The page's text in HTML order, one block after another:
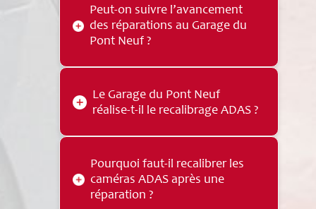
permet d’envoyer rapidement le
dossier du véhicule aux experts via
internet afin de réduire les délais
d’immobilisation.
Peut-on suivre l’avancement
des réparations au Garage du
Pont Neuf ?
peuvent suivre les étapes des
réparations de leur véhicule en
recevant des photos par SMS.
Le Garage du Pont Neuf
réalise-t-il le recalibrage ADAS ?
de recalibrage ADAS pour vérifier et
rétablir le bon fonctionnement des
systèmes d’aide à la conduite après
Pourquoi faut-il recalibrer les
caméras ADAS après une
réparation ?